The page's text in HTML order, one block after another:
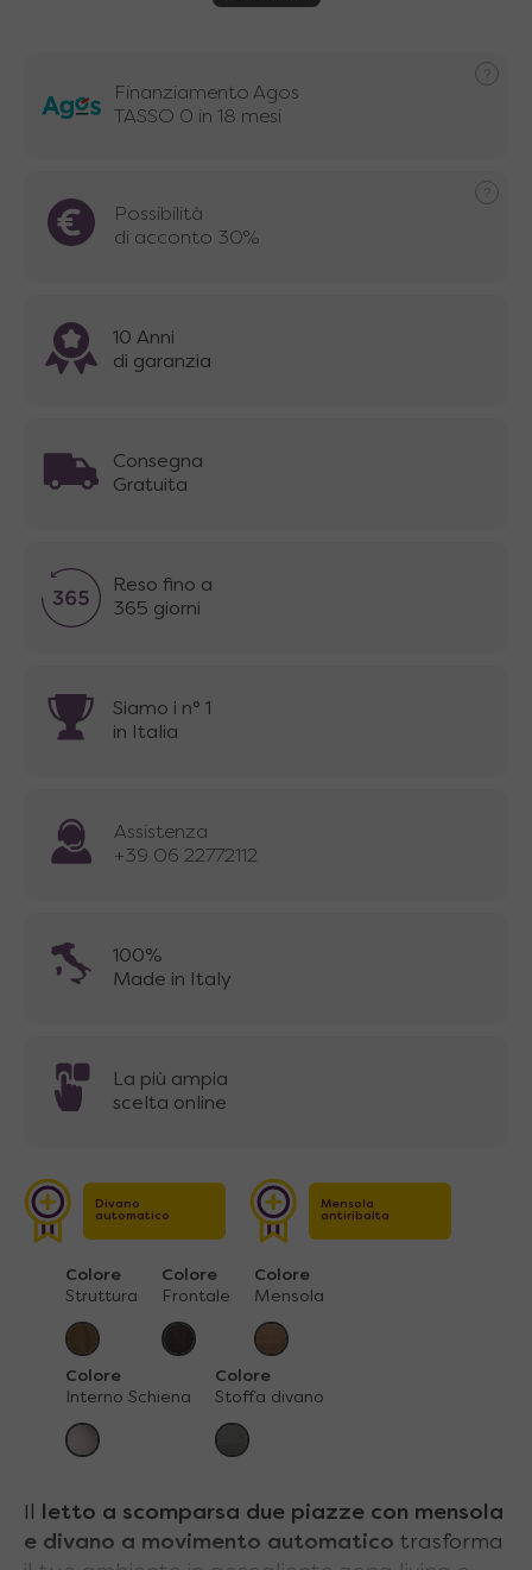
Finanziamento Agos
TASSO 0 in 18 mesi
Possibilità
di acconto 30%
10 Anni
di garanzia
Consegna
Gratuita
Reso fino a
365 giorni
Siamo i n° 1
in Italia
Assistenza
+39 06 22772112
100%
Made in Italy
La più ampia
scelta online
Divano
automatico
Mensola
antiribalta
Colore
Struttura
Colore
Frontale
Colore
Mensola
Colore
Interno Schiena
Colore
Stoffa divano
letto a scomparsa due piazze con mensola
e divano a movimento automatico trasforma